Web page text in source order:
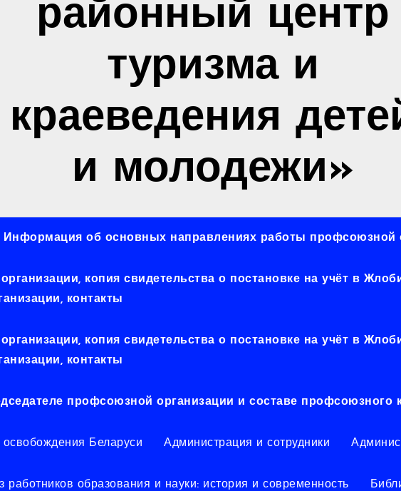
районный центр
туризма и
краеведения
и молодежи»
Информация об основных направлениях работы профсоюзной
копия свидетельства о постановке на учёт в
контакты
копия свидетельства о постановке на учёт в
контакты
профсоюзной организации и составе профсоюзного
Беларуси Администрация и сотрудники
работников образования и науки: история и современность